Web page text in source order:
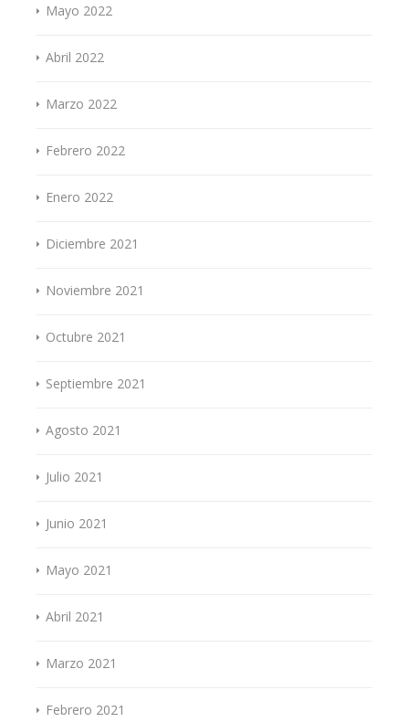
Mayo 2022
Abril 2022
Marzo 2022
Febrero 2022
Enero 2022
Diciembre 2021
Noviembre 2021
Octubre 2021
Septiembre 2021
Agosto 2021
Julio 2021
Junio 2021
Mayo 2021
Abril 2021
Marzo 2021
Febrero 2021